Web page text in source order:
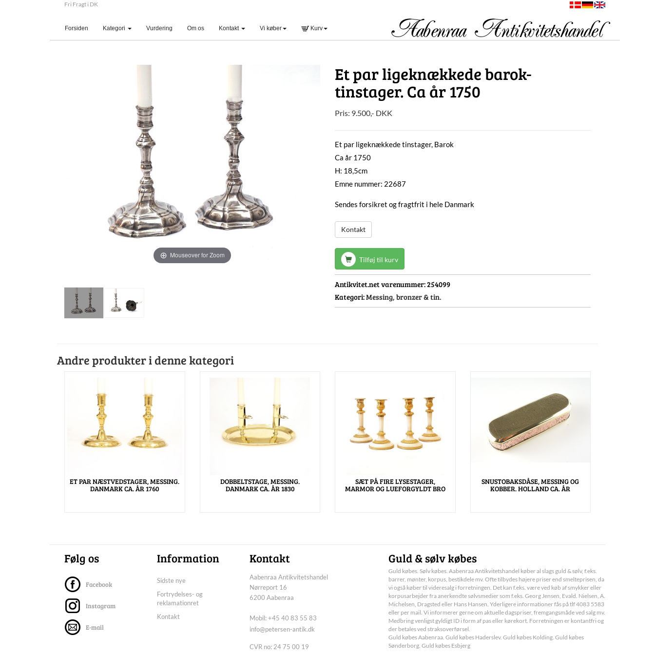
Fri Fragt i DK
Forsiden (current)Kategori Vurdering Om os Kontakt Vi køber Kurv
Mouseover for Zoom
Et par ligeknækkede barok-
tinstager. Ca år 1750
Pris: 9.500,- DKK
Et par ligeknækkede tinstager, Barok
Ca år 1750
H: 18,5cm
Emne nummer: 22687
Sendes forsikret og fragtfrit i hele Danmark
Kontakt
Tilføj til kurv
Antikvitet.net varenummer:254099
Kategori:Messing, bronzer & tin.
Andre produkter i denne kategori
ET PAR NÆSTVEDSTAGER, MESSING.
DANMARK CA. ÅR 1760
DOBBELTSTAGE, MESSING.
DANMARK CA. ÅR 1830
SÆT PÅ FIRE LYSESTAGER,
MARMOR OG LUEFORGYLDT BRO
SNUSTOBAKSDÅSE, MESSING OG
KOBBER. HOLLAND CA. ÅR
Følg os
Facebook
Instagram
E-mail
Information
Sidste nye
Fortrydelses- og
reklamationret
Kontakt
Kontakt
Aabenraa Antikvitetshandel
Nørreport 16
6200 Aabenraa
Mobil: +45 40 83 55 83
info@petersen-antik.dk
CVR no: 24 75 00 19
Guld & sølv købes
Guld købes. Sølv købes. Aabenraa Antikvitetshandel køber al slags guld & sølv, f.eks.
barrer, mønter, korpus, bestikdele mv. Ofte tilbydes højere priser end smelteprisen, da
vi også køber til videresalg i forretningen. Det kan f.eks. være ved køb af smykker eller
korpusarbejder fra anerkendte sølvsmedier som f.eks. Georg Jensen, Evald. Nielsen, A.
Michelsen, Dragsted eller Hans Hansen. Yderligere informationer fås på tlf 4083 5583
eller per mail. Vi informerer gerne om aktuelle dagspriser, fremgangsmåde ved salg mv.
Medbring venligst gyldigt ID i form af pas eller kørekort. Forretningen er kontantfri og
der betales ved straksoverførsel.
Guld købes Aabenraa. Guld købes Haderslev. Guld købes Kolding. Guld købes
Sønderborg. Guld købes Esbjerg